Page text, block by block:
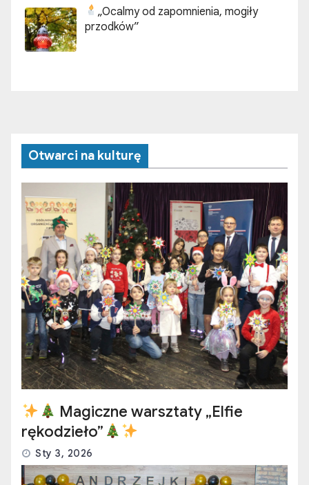
„Ocalmy od zapomnienia, mogiły
przodków”
Otwarci na kulturę
Magiczne warsztaty „Elfie
rękodzieło”
Sty 3, 2026